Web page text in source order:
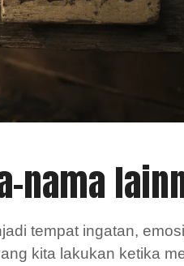
nama
tempat ingatan,
kita lakukan ketika